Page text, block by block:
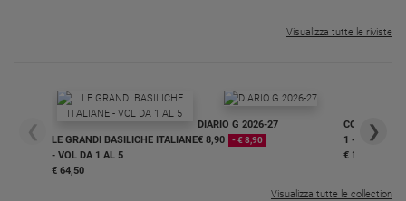
Interviste
Papa
Visualizza tutte le riviste
❮
LE GRANDI BASILICHE ITALIANE
- VOL DA 1 AL 5
€ 64,50
DIARIO G 2026-27
€ 8,90
- € 8,90
COLLANA
1 - 2
€ 18,50
❯
Visualizza tutte le collection